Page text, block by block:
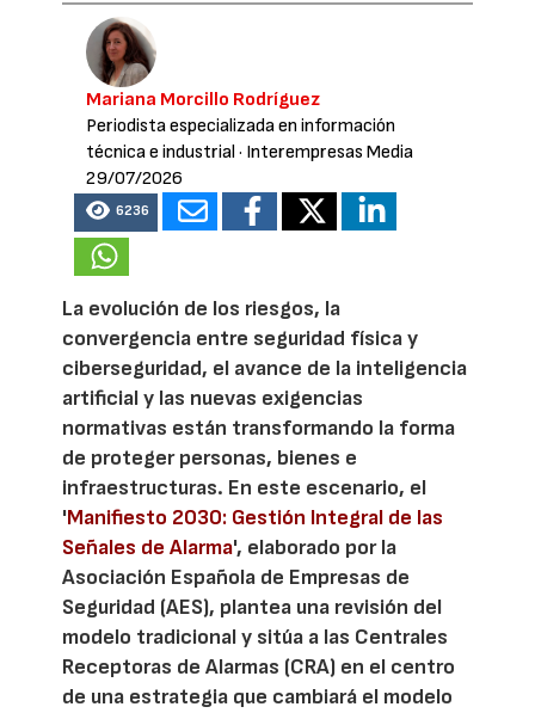
Mariana Morcillo Rodríguez
Periodista especializada en información
técnica e industrial· Interempresas Media
29/07/2026
6236
La evolución de los riesgos, la
convergencia entre seguridad física y
ciberseguridad, el avance de la inteligencia
artificial y las nuevas exigencias
normativas están transformando la forma
de proteger personas, bienes e
infraestructuras. En este escenario, el
'Manifiesto 2030: Gestión Integral de las
Señales de Alarma', elaborado por la
Asociación Española de Empresas de
Seguridad (AES), plantea una revisión del
modelo tradicional y sitúa a las Centrales
Receptoras de Alarmas (CRA) en el centro
de una estrategia que cambiará el modelo